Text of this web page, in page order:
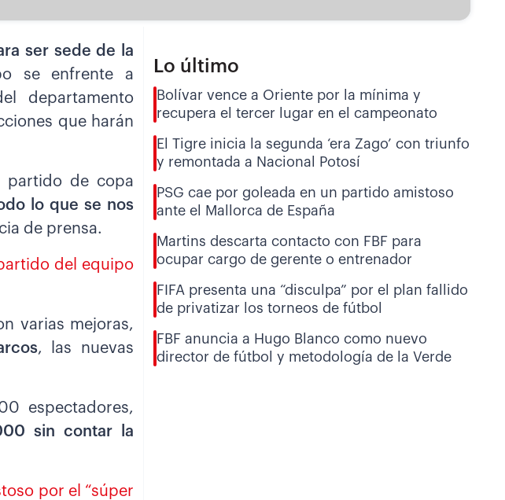
ser sede de la
se enfrente a
departamento
que harán
partido de copa
lo que se nos
de prensa.
del equipo
varias mejoras,
, las nuevas
espectadores,
sin contar la
por el “súper
Lo último
Bolívar vence a Oriente por la mínima y
recupera el tercer lugar en el campeonato
El Tigre inicia la segunda ‘era Zago’ con triunfo
y remontada a Nacional Potosí
PSG cae por goleada en un partido amistoso
ante el Mallorca de España
Martins descarta contacto con FBF para
ocupar cargo de gerente o entrenador
FIFA presenta una “disculpa” por el plan fallido
de privatizar los torneos de fútbol
FBF anuncia a Hugo Blanco como nuevo
director de fútbol y metodología de la Verde